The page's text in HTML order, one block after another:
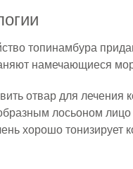
топинамбура
намечающиеся
отвар для лечения
лосьоном
хорошо